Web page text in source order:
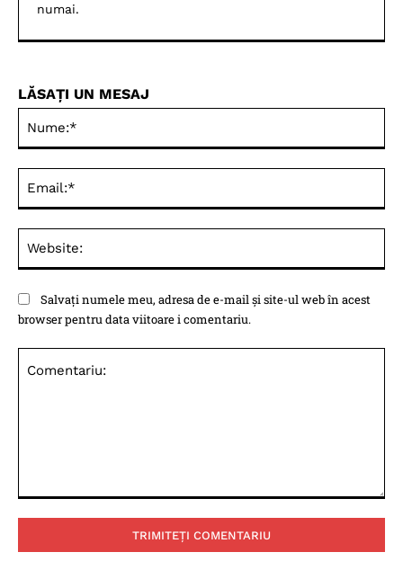
numai.
LĂSAȚI UN MESAJ
Salvați numele meu, adresa de e-mail și site-ul web în acest
browser pentru data viitoare i comentariu.